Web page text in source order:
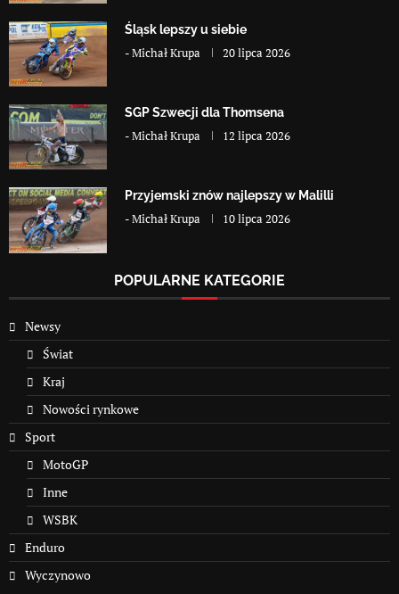
Śląsk lepszy u siebie
-Michał Krupa 20 lipca 2026
SGP Szwecji dla Thomsena
-Michał Krupa 12 lipca 2026
Przyjemski znów najlepszy w Malilli
-Michał Krupa 10 lipca 2026
POPULARNE KATEGORIE
Newsy
Świat
Kraj
Nowości rynkowe
Sport
MotoGP
Inne
WSBK
Enduro
Wyczynowo